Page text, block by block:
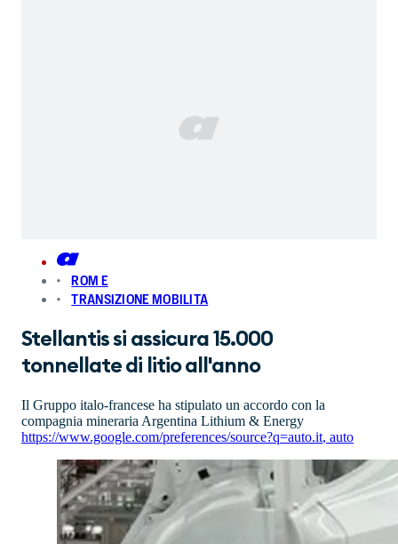
ROM E
TRANSIZIONE MOBILITA
Stellantis si assicura 15.000
tonnellate di litio all'anno
Il Gruppo italo-francese ha stipulato un accordo con la
compagnia mineraria Argentina Lithium & Energy
https://www.google.com/preferences/source?q=auto.it, auto